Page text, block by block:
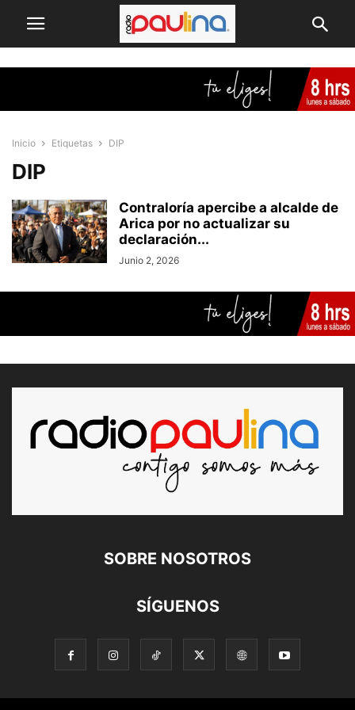
Inicio Etiquetas DIP
DIP
Contraloría apercibe a alcalde de
Arica por no actualizar su
declaración...
Junio 2, 2026
SOBRE NOSOTROS
SÍGUENOS